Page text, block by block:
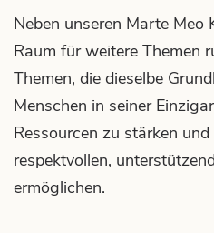
Aktuelles
Neuigkeiten im Fokus.
Neben unseren Marte Meo
Raum für weitere Themen
Themen, die dieselbe
Menschen in seiner
Ressourcen zu stärken
respektvollen,
ermöglichen.